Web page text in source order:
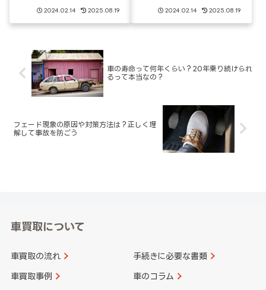
2024.02.14 2025.08.19 2024.02.14 2025.08.19
車の寿命って何年くらい？20年乗り続けられ
るって本当なの？
フェード現象の原因や対策方法は？正しく理
解して事故を防ごう
車買取について
車買取の流れ 手続きに必要な書類
車買取事例 車のコラム